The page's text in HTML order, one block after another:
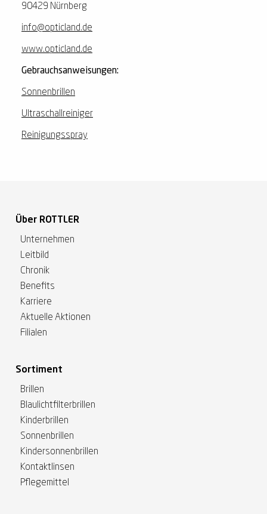
90429 Nürnberg
info@opticland.de
www.opticland.de
Gebrauchsanweisungen:
Sonnenbrillen
Ultraschallreiniger
Reinigungsspray
Über ROTTLER
Unternehmen
Leitbild
Chronik
Benefits
Karriere
Aktuelle Aktionen
Filialen
Sortiment
Brillen
Blaulichtfilterbrillen
Kinderbrillen
Sonnenbrillen
Kindersonnenbrillen
Kontaktlinsen
Pflegemittel